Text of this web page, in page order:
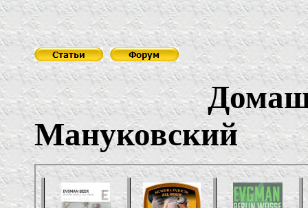
Домашний
Мануковский